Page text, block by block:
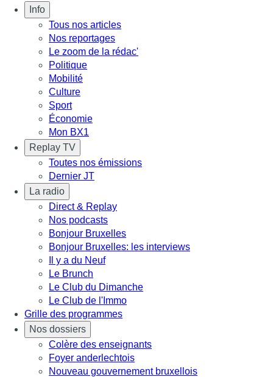
Info
Tous nos articles
Nos reportages
Le zoom de la rédac'
Politique
Mobilité
Culture
Sport
Économie
Mon BX1
Replay TV
Toutes nos émissions
Dernier JT
La radio
Direct & Replay
Nos podcasts
Bonjour Bruxelles
Bonjour Bruxelles: les interviews
Il y a du Neuf
Le Brunch
Le Club du Dimanche
Le Club de l'Immo
Grille des programmes
Nos dossiers
Colère des enseignants
Foyer anderlechtois
Nouveau gouvernement bruxellois